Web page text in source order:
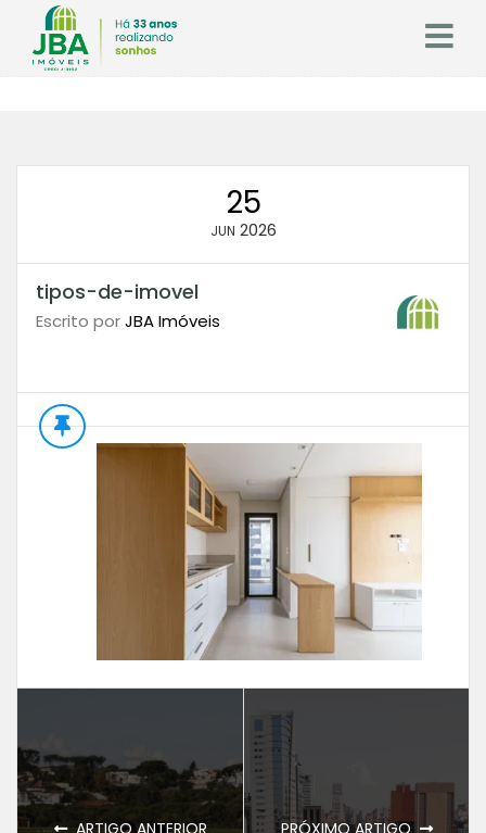
25
JUN 2026
tipos-de-imovel
Escrito porJBA Imóveis
ARTIGO ANTERIOR PRÓXIMO ARTIGO